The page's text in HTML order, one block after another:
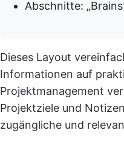
Abschnitte:
Dieses Layout
Informationen auf
Projektmanagement
Projektziele und
zugängliche und